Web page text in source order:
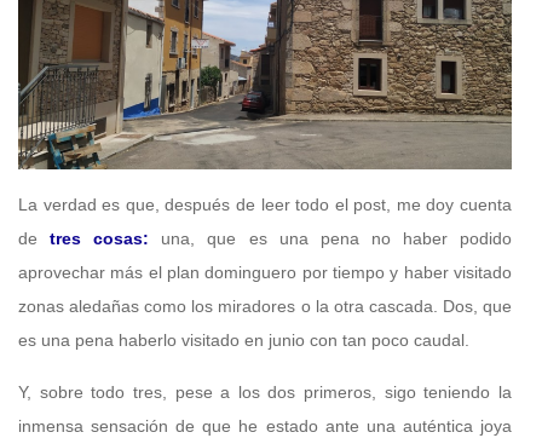
La verdad es que, después de leer todo el post, me doy cuenta
de tres cosas: una, que es una pena no haber podido
aprovechar más el plan dominguero por tiempo y haber visitado
zonas aledañas como los miradores o la otra cascada. Dos, que
es una pena haberlo visitado en junio con tan poco caudal.
Y, sobre todo tres, pese a los dos primeros, sigo teniendo la
inmensa sensación de que he estado ante una auténtica joya